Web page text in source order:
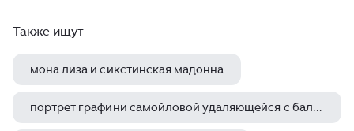
Также ищут
мона лиза и сикстинская мадонна
портрет графини самойловой удаляющейся с бала с приемной дочерью